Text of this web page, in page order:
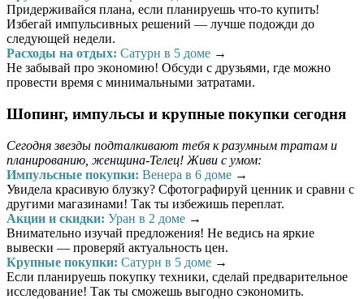
Придерживайся плана, если планируешь что-то купить!
Избегай импульсивных решений — лучше подожди до
следующей недели.
Расходы на отдых: Сатурн в 5 доме →
Не забывай про экономию! Обсуди с друзьями, где можно
провести время с минимальными затратами.
Шопинг, импульсы и крупные покупки сегодня
Сегодня звезды подталкивают тебя к разумным тратам и
планированию, женщина-Телец! Живи с умом:
Импульсные покупки: Венера в 6 доме →
Увидела красивую блузку? Сфотографируй ценник и сравни с
другими магазинами! Так ты избежишь переплат.
Акции и скидки: Уран в 2 доме →
Внимательно изучай предложения! Не ведись на яркие
вывески — проверяй актуальность цен.
Крупные покупки: Сатурн в 5 доме →
Если планируешь покупку техники, сделай предварительное
исследование! Так ты сможешь выгодно сэкономить.